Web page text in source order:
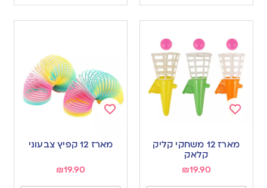
to
wishlist
מארז 12 משחקי קליק
קלאק
₪19.90
wishlist
מארז 12 קפיץ צבעוני
₪19.90